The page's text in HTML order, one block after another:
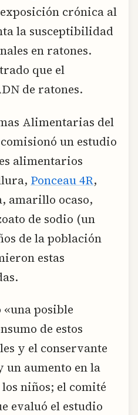
crónica al
la susceptibilidad
en ratones.
que el
de ratones.
Alimentarias del
un estudio
alimentarios
Ponceau 4R,
amarillo ocaso,
de sodio (un
de la población
estas
posible
de estos
y el conservante
un aumento en la
niños; el comité
evaluó el estudio